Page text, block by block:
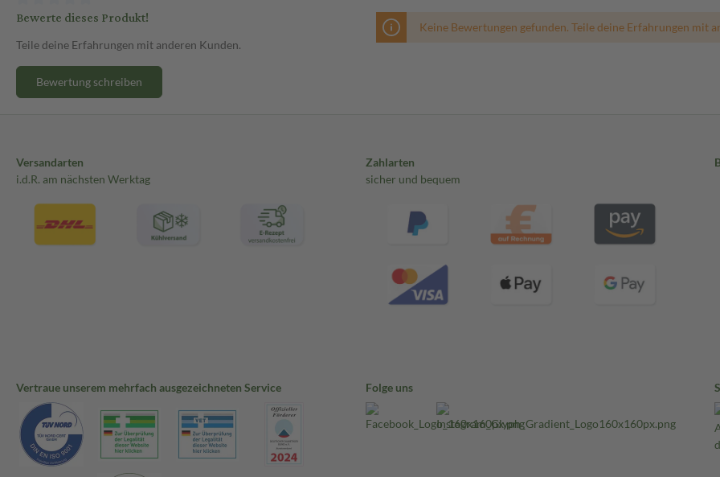
Bewerte dieses Produkt!
Teile deine Erfahrungen mit anderen Kunden.
Bewertung schreiben
Keine Bewertungen gefunden. Teile deine Erfahrungen mit
Versandarten
i.d.R. am nächsten Werktag
Zahlarten
sicher und bequem
Vertraue unserem mehrfach ausgezeichneten Service Folge uns